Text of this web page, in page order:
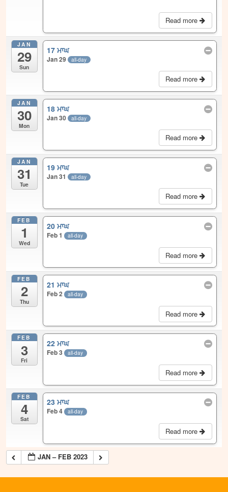
Read more
JAN
29
Sun
17 ਮਾਘ
Jan 29 all-day
Read more
JAN
30
Mon
18 ਮਾਘ
Jan 30 all-day
Read more
JAN
31
Tue
19 ਮਾਘ
Jan 31 all-day
Read more
FEB
1
Wed
20 ਮਾਘ
Feb 1 all-day
Read more
FEB
2
Thu
21 ਮਾਘ
Feb 2 all-day
Read more
FEB
3
Fri
22 ਮਾਘ
Feb 3 all-day
Read more
FEB
4
Sat
23 ਮਾਘ
Feb 4 all-day
Read more
JAN – FEB 2023